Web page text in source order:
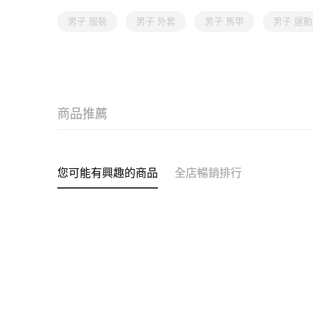
男子 服裝 男子 外套 男子 馬甲 男子 運
商品推薦
您可能有興趣的商品 全店暢銷排行